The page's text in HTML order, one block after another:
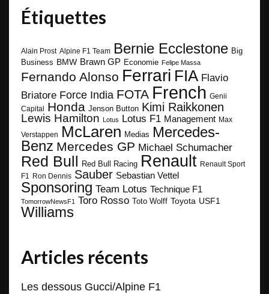
Étiquettes
Alain Prost Alpine F1 Team Bernie Ecclestone Big
Business BMW Brawn GP Economie Felipe Massa
Fernando Alonso Ferrari FIA Flavio
Briatore Force India FOTA French Genii
Capital
Honda Jenson Button Kimi Raikkonen
Lewis Hamilton Lotus Lotus F1 Management Max
Verstappen McLaren Medias
Mercedes-
Benz Mercedes GP Michael Schumacher
Red Bull Red Bull Racing Renault Renault Sport
F1 Ron Dennis Sauber Sebastian Vettel
Sponsoring Team Lotus Technique F1
TomorrowNewsF1 Toro Rosso Toto Wolff Toyota USF1
Williams
Articles récents
Les dessous Gucci/Alpine F1